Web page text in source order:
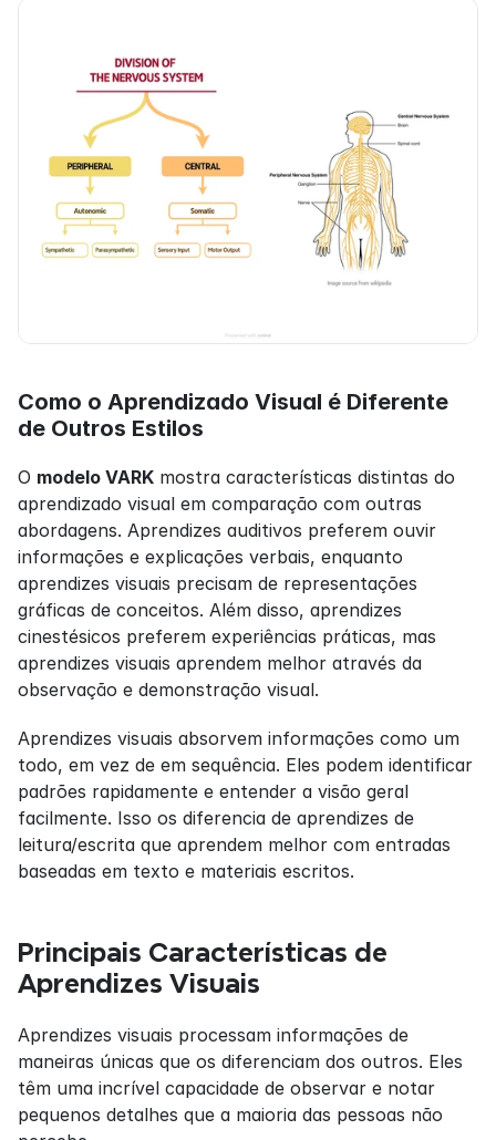
Como o Aprendizado Visual é Diferente
de Outros Estilos
O modelo VARK mostra características distintas do
aprendizado visual em comparação com outras
abordagens. Aprendizes auditivos preferem ouvir
informações e explicações verbais, enquanto
aprendizes visuais precisam de representações
gráficas de conceitos. Além disso, aprendizes
cinestésicos preferem experiências práticas, mas
aprendizes visuais aprendem melhor através da
observação e demonstração visual.
Aprendizes visuais absorvem informações como um
todo, em vez de em sequência. Eles podem identificar
padrões rapidamente e entender a visão geral
facilmente. Isso os diferencia de aprendizes de
leitura/escrita que aprendem melhor com entradas
baseadas em texto e materiais escritos.
Principais Características de
Aprendizes Visuais
Aprendizes visuais processam informações de
maneiras únicas que os diferenciam dos outros. Eles
têm uma incrível capacidade de observar e notar
pequenos detalhes que a maioria das pessoas não